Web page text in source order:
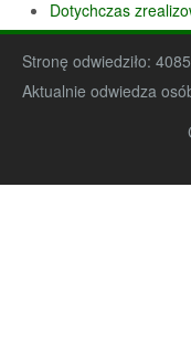
Dotychczas
Stronę odwiedziło:
Aktualnie odwiedza